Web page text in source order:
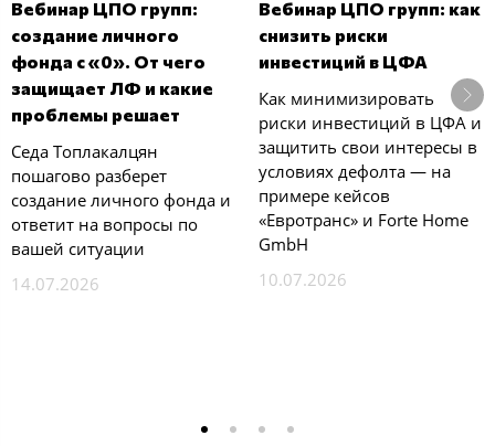
Вебинар ЦПО групп:
создание личного
фонда с «0». От чего
защищает ЛФ и какие
проблемы решает
Седа Топлакалцян
пошагово разберет
создание личного фонда и
ответит на вопросы по
вашей ситуации
14.07.2026
Вебинар ЦПО групп: как
снизить риски
инвестиций в ЦФА
Как минимизировать
риски инвестиций в ЦФА и
защитить свои интересы в
условиях дефолта — на
примере кейсов
«Евротранс» и Forte Home
GmbH
10.07.2026